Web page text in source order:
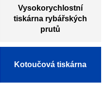
Vysokorychlostní
tiskárna rybářských
prutů
Kotoučová tiskárna